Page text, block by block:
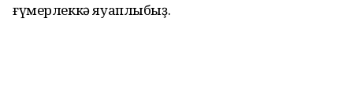
ғүмерлеккә яуаплыбыҙ.